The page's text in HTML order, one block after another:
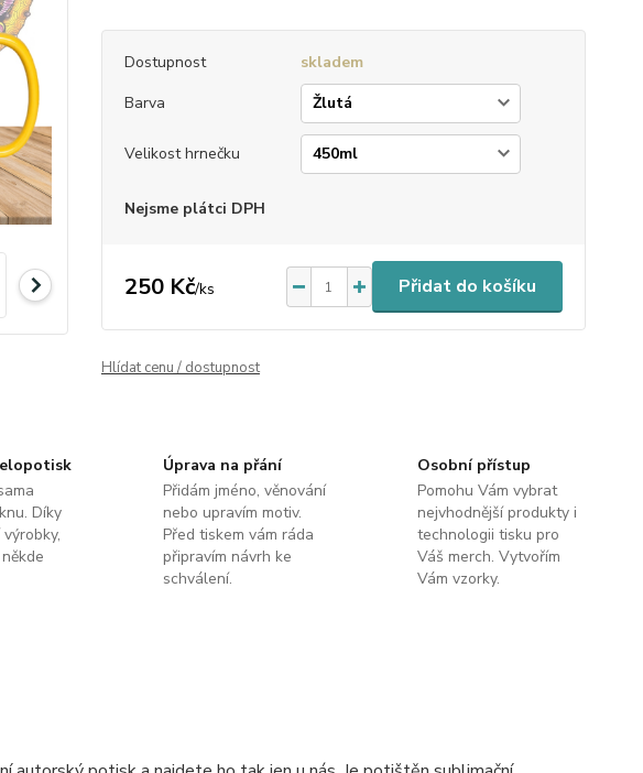
Dostupnost
skladem
Barva
Velikost hrnečku
Nejsme plátci DPH
250 Kč/ks Přidat do košíku
Hlídat cenu / dostupnost
Díky
Úprava na přání
Přidám jméno, věnování
nebo upravím motiv.
Před tiskem vám ráda
připravím návrh ke
schválení.
Osobní přístup
Pomohu Vám vybrat
nejvhodnější produkty i
technologii tisku pro
Váš merch. Vytvořím
Vám vzorky.